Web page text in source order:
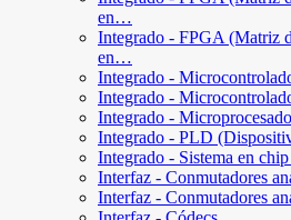
en…
Integrado - FPGA (Matriz
en…
Integrado -
Integrado -
Integrado -
Integrado - PLD
Integrado - Sistema en
Interfaz - Conmutadores
Interfaz - Conmutadores